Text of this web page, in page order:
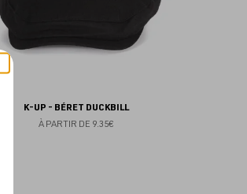
K-UP - BÉRET DUCKBILL
À PARTIR DE 9.35€